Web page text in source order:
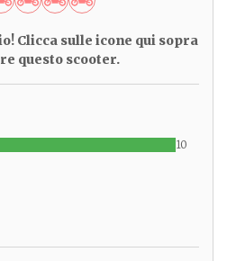
Clicca sulle icone qui sopra
questo scooter.
10